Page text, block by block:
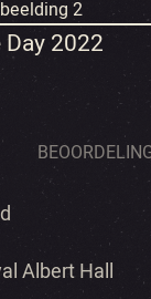
2022
Albert Hall